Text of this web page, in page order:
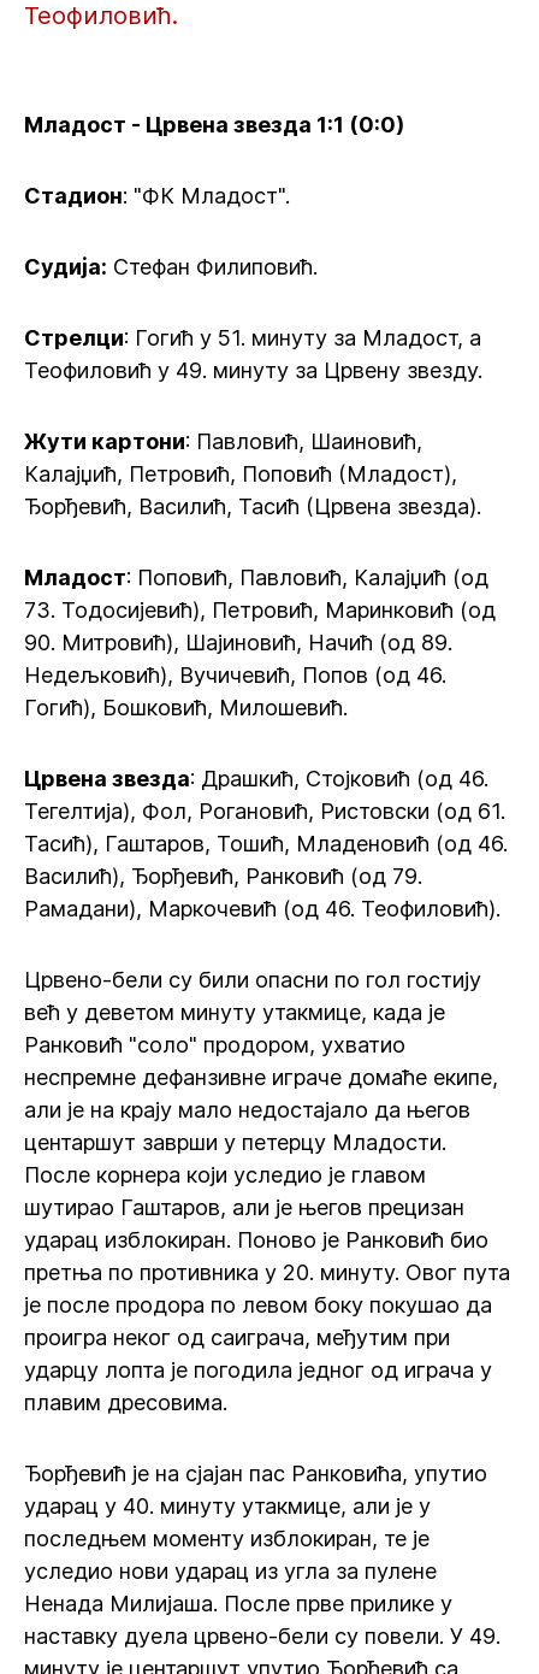
Теофиловић.
Младост - Црвена звезда 1:1 (0:0)
Стадион: "ФК Младост".
Судија: Стефан Филиповић.
Стрелци: Гогић у 51. минуту за Младост, а
Теофиловић у 49. минуту за Црвену звезду.
Жути картони: Павловић, Шаиновић,
Калајџић, Петровић, Поповић (Младост),
Ђорђевић, Василић, Тасић (Црвена звезда).
Младост: Поповић, Павловић, Калајџић (од
73. Тодосијевић), Петровић, Маринковић (од
90. Митровић), Шајиновић, Начић (од 89.
Недељковић), Вучичевић, Попов (од 46.
Гогић), Бошковић, Милошевић.
Црвена звезда: Драшкић, Стојковић (од 46.
Тегелтија), Фол, Рогановић, Ристовски (од 61.
Тасић), Гаштаров, Тошић, Младеновић (од 46.
Василић), Ђорђевић, Ранковић (од 79.
Рамадани), Маркочевић (од 46. Теофиловић).
Црвено-бели су били опасни по гол гостију
већ у деветом минуту утакмице, када је
Ранковић "соло" продором, ухватио
неспремне дефанзивне играче домаће екипе,
али је на крају мало недостајало да његов
центаршут заврши у петерцу Младости.
После корнера који уследио је главом
шутирао Гаштаров, али је његов прецизан
ударац изблокиран. Поново је Ранковић био
претња по противника у 20. минуту. Овог пута
је после продора по левом боку покушао да
проигра неког од саиграча, међутим при
ударцу лопта је погодила једног од играча у
плавим дресовима.
Ђорђевић је на сјајан пас Ранковића, упутио
ударац у 40. минуту утакмице, али је у
последњем моменту изблокиран, те је
уследио нови ударац из угла за пулене
Ненада Милијаша. После прве прилике у
наставку дуела црвено-бели су повели. У 49.
минуту је центаршут упутио Ђорђевић са